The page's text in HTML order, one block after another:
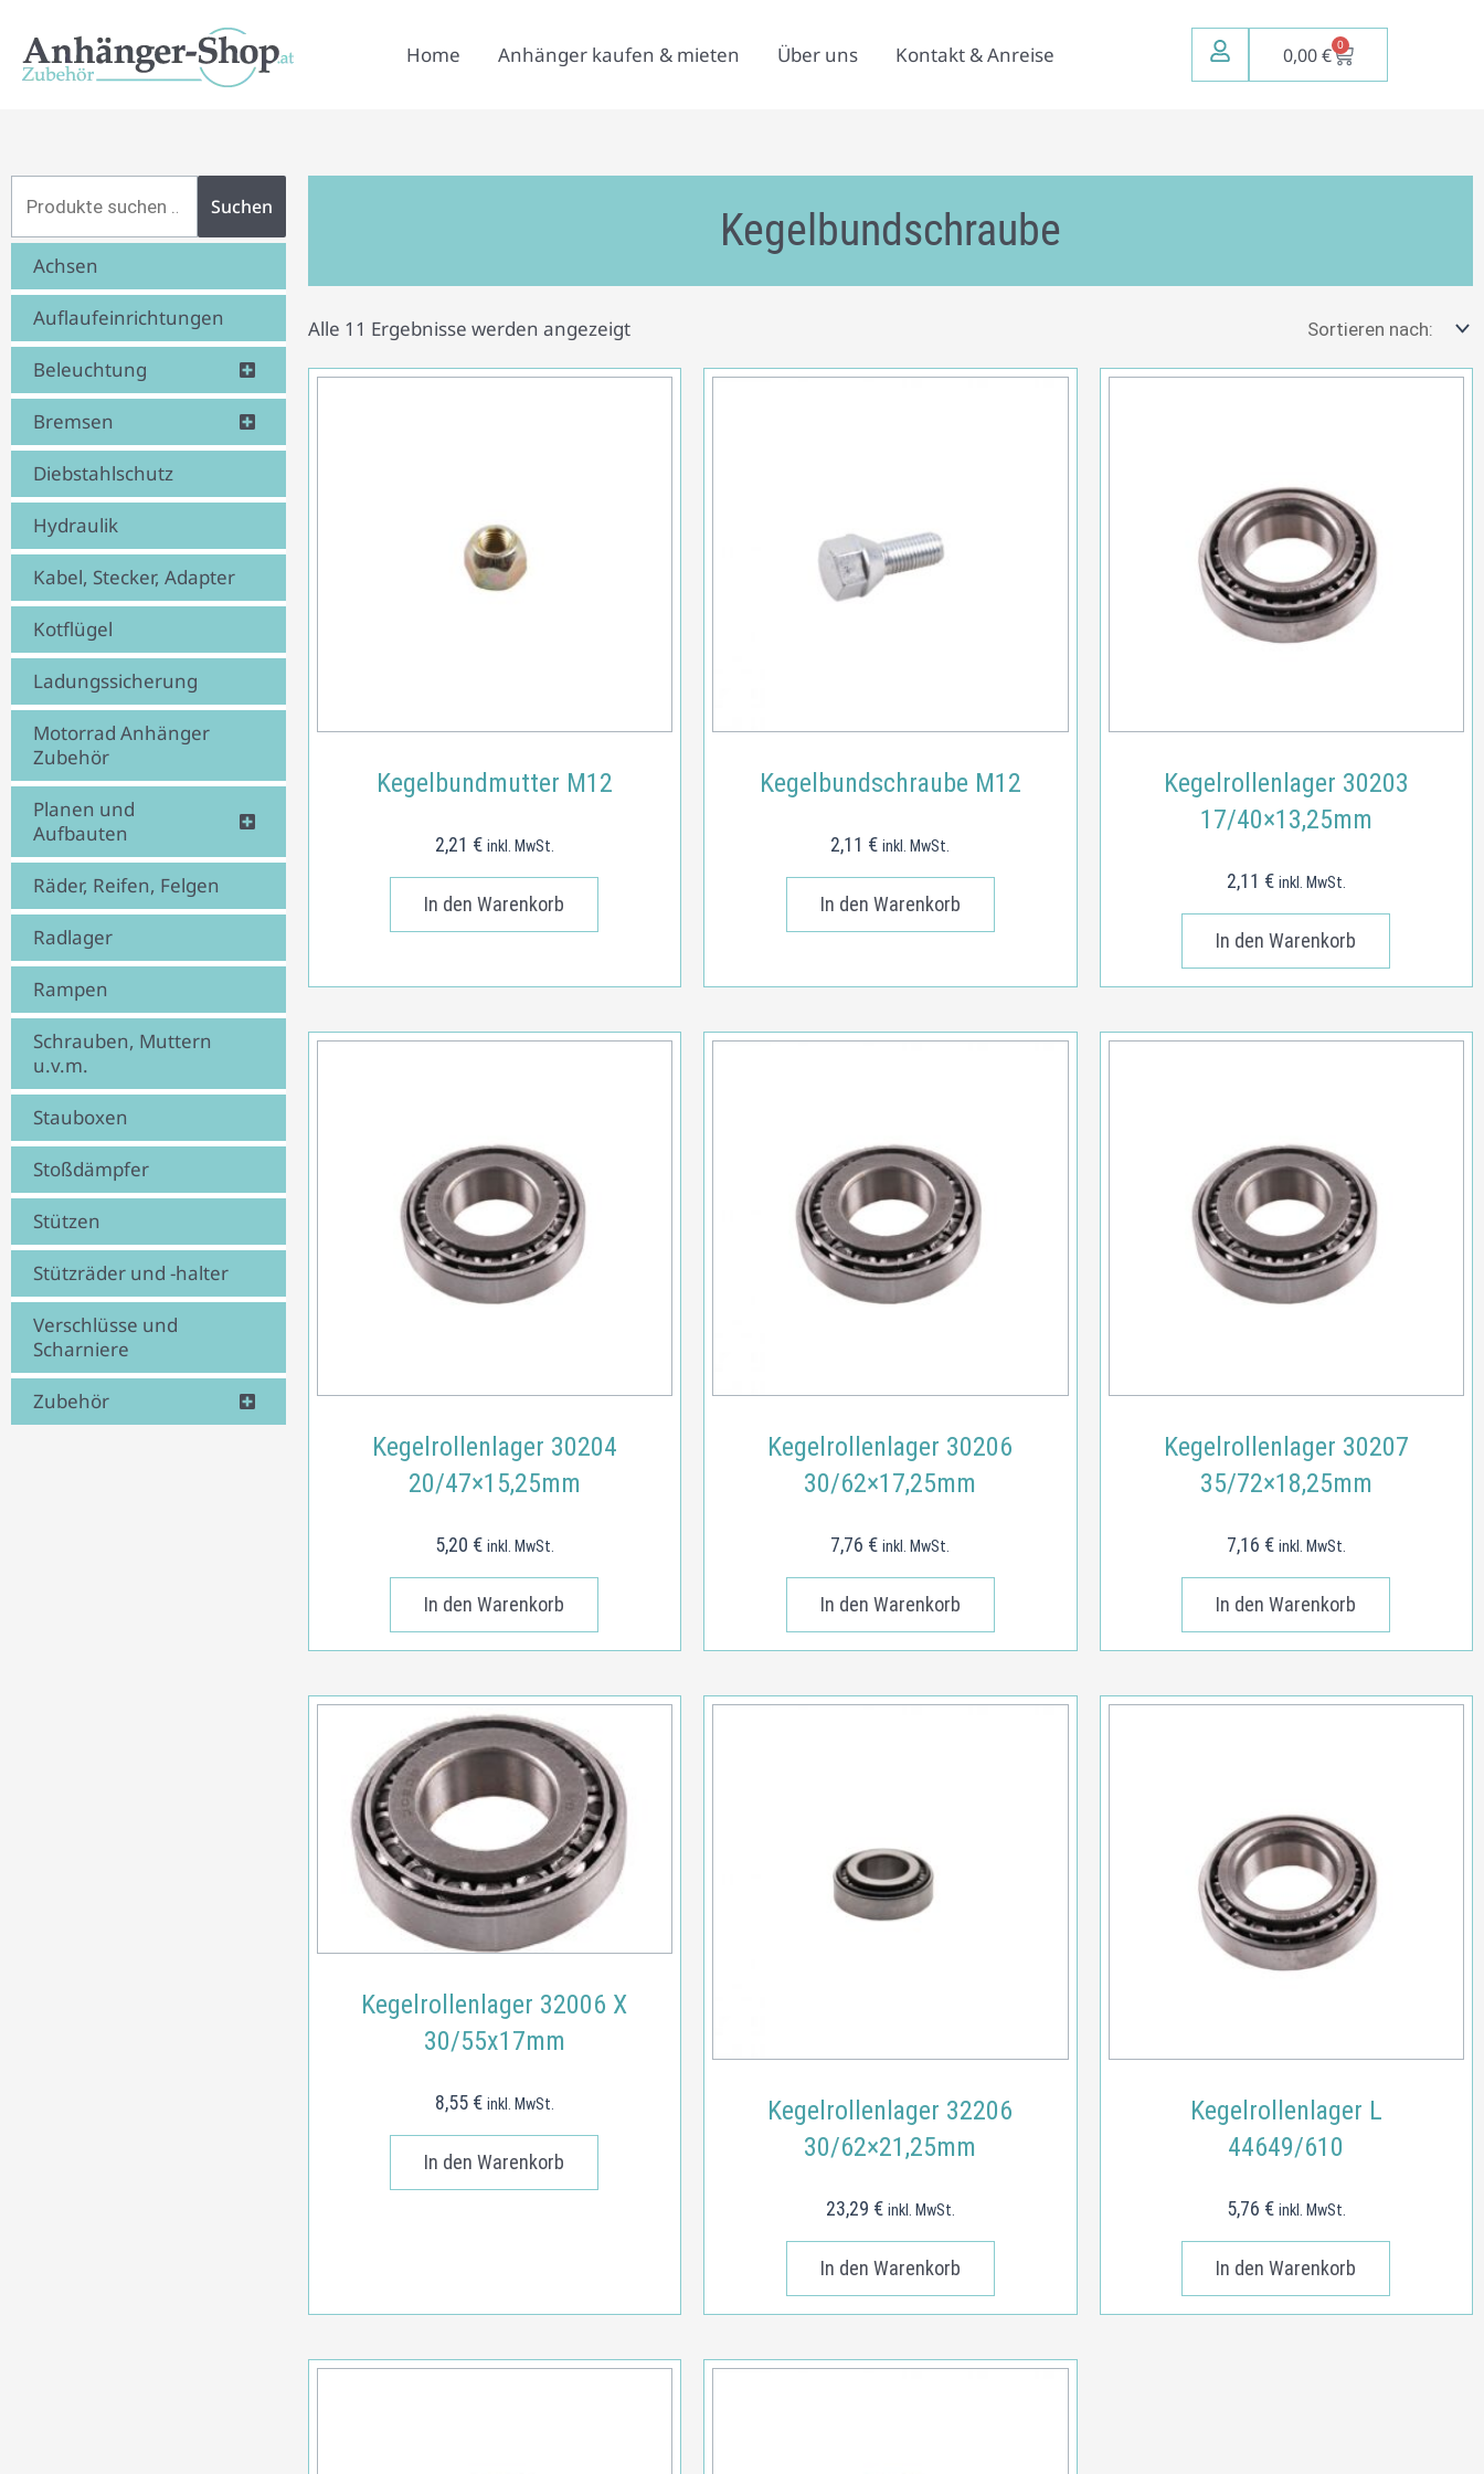
Inhalt
springen
Home Anhänger kaufen & mieten Über uns Kontakt & Anreise 0,00€ 0
Warenkorb
nach:
Suchen
Achsen
Auflaufeinrichtungen
Beleuchtung
Bremsen
Diebstahlschutz
Hydraulik
Kabel, Stecker, Adapter
Kotflügel
Ladungssicherung
Motorrad Anhänger
Zubehör
Planen und
Aufbauten
Räder, Reifen, Felgen
Radlager
Rampen
Schrauben, Muttern
u.v.m.
Stauboxen
Stoßdämpfer
Stützen
Stützräder und -halter
Verschlüsse und
Scharniere
Zubehör
Kegelbundschraube
Alle 11 Ergebnisse werden angezeigt
Kegelbundmutter M12
2,21 € inkl. MwSt.
In den Warenkorb
Kegelbundschraube M12
2,11 € inkl. MwSt.
In den Warenkorb
Kegelrollenlager 30203
17/40×13,25mm
2,11 € inkl. MwSt.
In den Warenkorb
Kegelrollenlager 30204
20/47×15,25mm
5,20 € inkl. MwSt.
In den Warenkorb
Kegelrollenlager 30206
30/62×17,25mm
7,76 € inkl. MwSt.
In den Warenkorb
Kegelrollenlager 30207
35/72×18,25mm
7,16 € inkl. MwSt.
In den Warenkorb
Kegelrollenlager 32006 X
30/55x17mm
8,55 € inkl. MwSt.
In den Warenkorb
Kegelrollenlager 32206
30/62×21,25mm
23,29 € inkl. MwSt.
In den Warenkorb
Kegelrollenlager L
44649/610
5,76 € inkl. MwSt.
In den Warenkorb